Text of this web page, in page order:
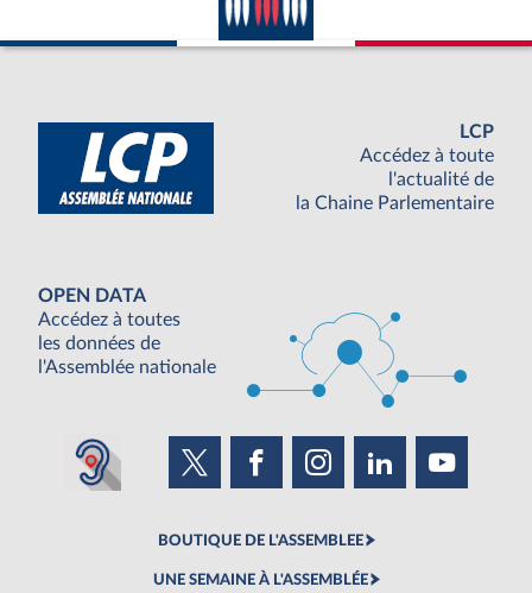
LCP
Accédez à toute
l'actualité de
la Chaine Parlementaire
OPEN DATA
Accédez à toutes
les données de
l'Assemblée nationale
BOUTIQUE DE L'ASSEMBLEE
UNE SEMAINE À L'ASSEMBLÉE